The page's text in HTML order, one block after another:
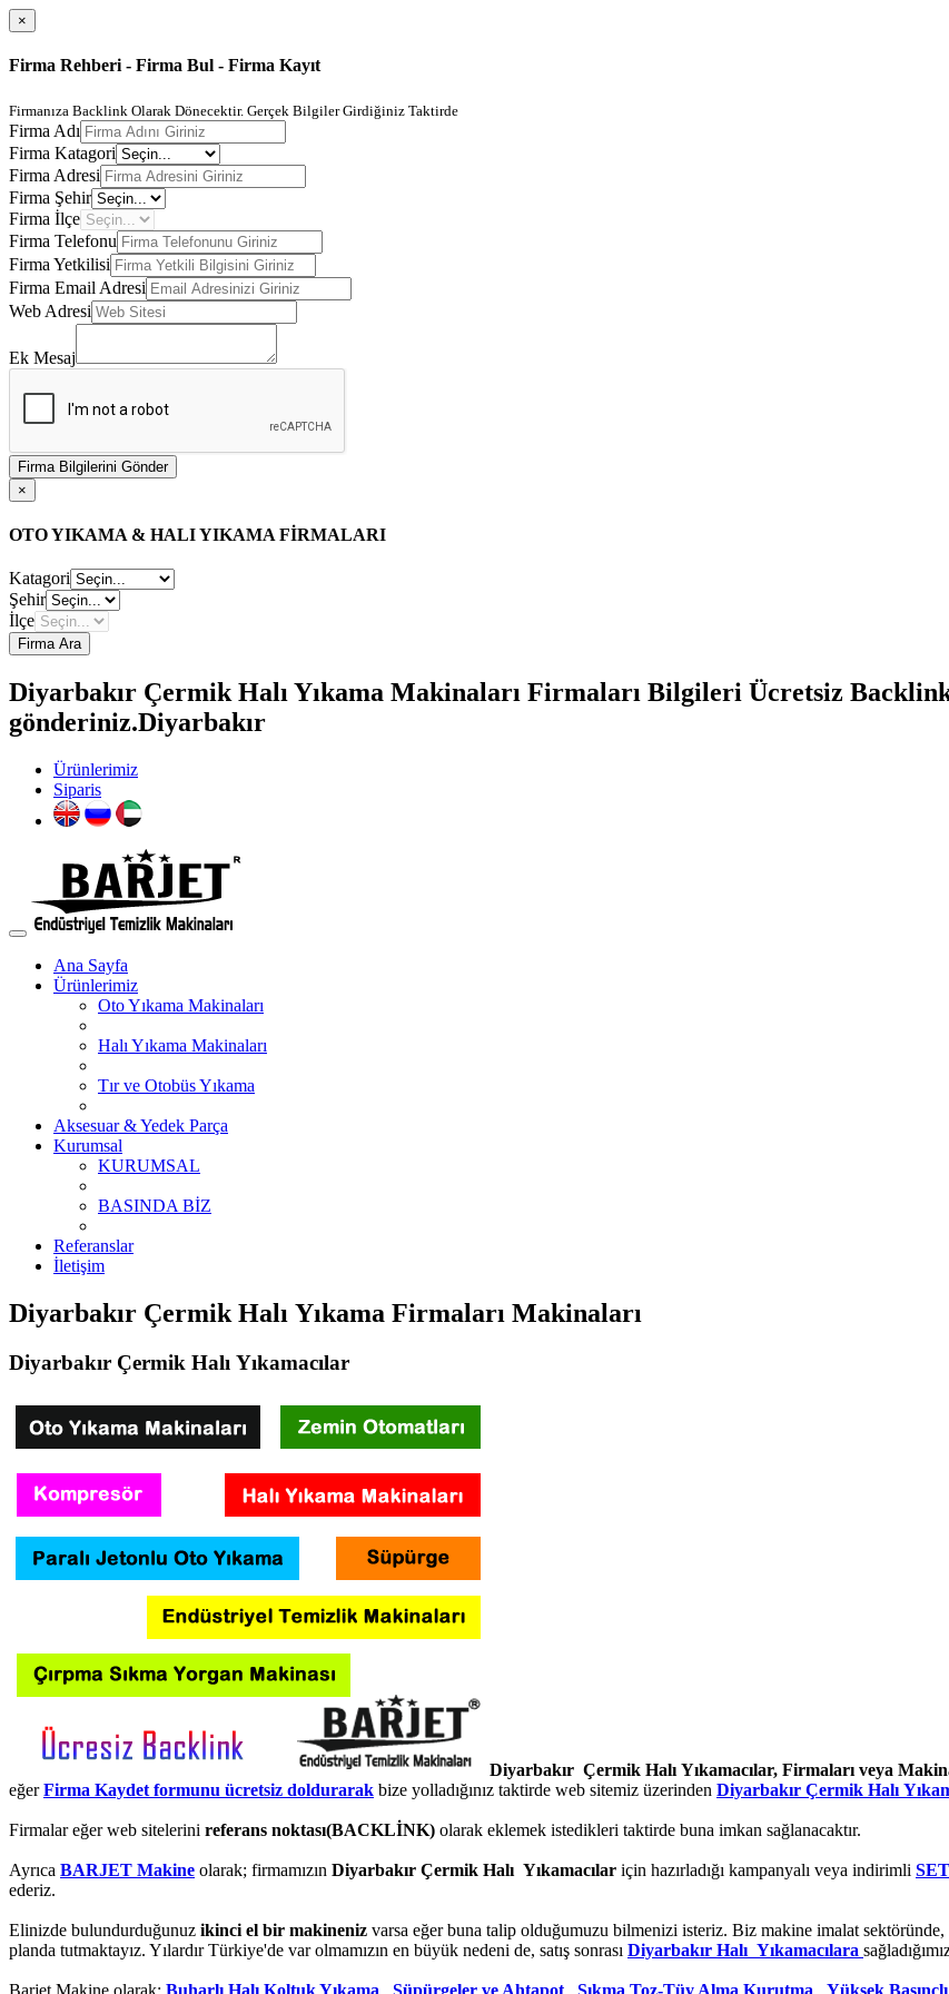
×
Firma Rehberi - Firma Bul - Firma Kayıt
Firmanıza Backlink Olarak Dönecektir. Gerçek Bilgiler Girdiğiniz Taktirde
Firma Adı
Firma Katagori
Firma Adresi
Firma Şehir
Firma İlçe
Firma Telefonu
Firma Yetkilisi
Firma Email Adresi
Web Adresi
Ek Mesaj
Firma Bilgilerini Gönder
×
OTO YIKAMA & HALI YIKAMA FİRMALARI
Katagori
Şehir
İlçe
Firma Ara
Diyarbakır Çermik Halı Yıkama Makinaları Firmaları Bilgileri Ücretsiz
gönderiniz.Diyarbakır
Ürünlerimiz
Siparis
Ana Sayfa
Ürünlerimiz
Oto Yıkama Makinaları
Halı Yıkama Makinaları
Tır ve Otobüs Yıkama
Aksesuar & Yedek Parça
Kurumsal
KURUMSAL
BASINDA BİZ
Referanslar
İletişim
Diyarbakır Çermik Halı Yıkama Firmaları Makinaları
Diyarbakır Çermik Halı Yıkamacılar
Diyarbakır Çermik Halı Yıkamacılar, Firmaları veya
eğerFirma Kaydet formunu ücretsiz doldurarak bize yolladığınız taktirde web sitemiz üzerinden Diyarbakır Çermik Halı
Firmalar eğer web sitelerini referans noktası(BACKLİNK) olarak eklemek istedikleri taktirde buna imkan sağlanacaktır.
Ayrıca BARJET Makine olarak; firmamızın Diyarbakır Çermik Halı Yıkamacılar için hazırladığı kampanyalı veya indirimli SET
ederiz.
Elinizde bulundurduğunuz ikinci el bir makineniz varsa eğer buna talip olduğumuzu bilmenizi isteriz. Biz makine imalat
planda tutmaktayız. Yılardır Türkiye'de var olmamızın en büyük nedeni de, satış sonrası Diyarbakır Halı Yıkamacılara